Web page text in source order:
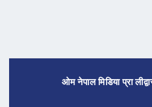
ओम नेपाल मिडिया प्रा